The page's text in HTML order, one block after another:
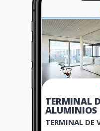
TERMINAL
ALUMINIOS
TERMINAL DE